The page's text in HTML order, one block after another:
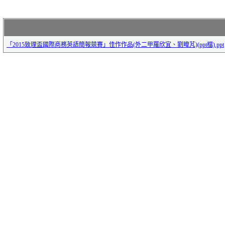
「2015致理盃國際商務英語簡報競賽」佳作作品(外二甲羅欣宜、劉暐芃)(ppt檔).ppt